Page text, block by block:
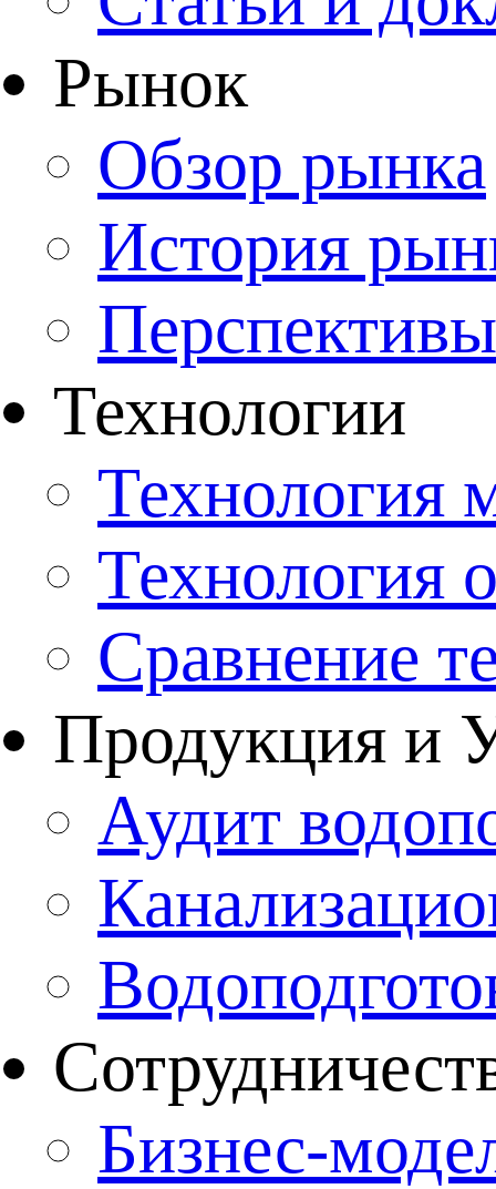
Рынок
Обзор рынка
История
Технологии
Технология
Технология
Сравнение
Продукция и
Аудит
Бизнес-